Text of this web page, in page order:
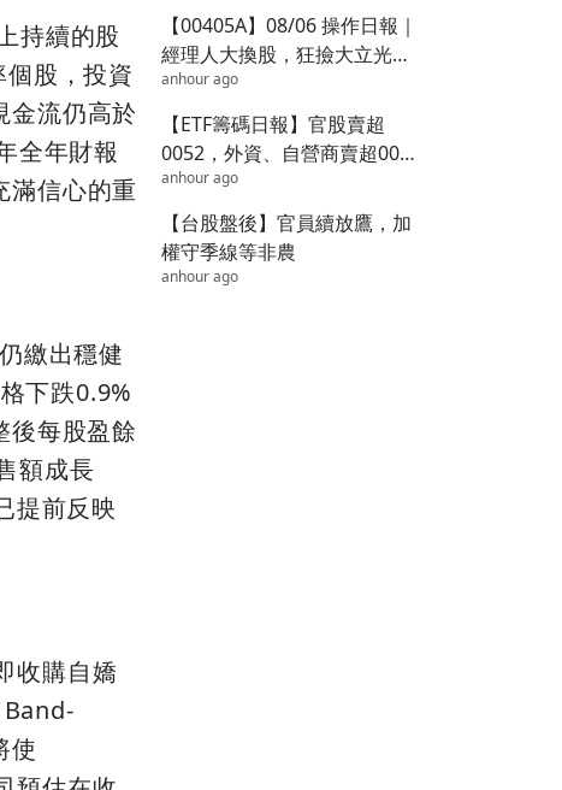
持續的股
股，投資
金流仍高於
全年財報
滿信心的重
繳出穩健
下跌0.9%
後每股盈餘
額成長
提前反映
收購自嬌
使
【00405A】08/06 操作日報｜
經理人大換股，狂撿大立光砍
環球晶
anhour ago
【ETF籌碼日報】官股賣超
0052，外資、自營商賣超0050
達23億
anhour ago
【台股盤後】官員續放鷹，加
權守季線等非農
anhour ago